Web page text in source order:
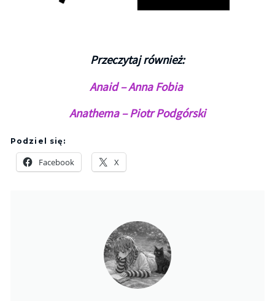
Przeczytaj również:
Anaid – Anna Fobia
Anathema – Piotr Podgórski
Podziel się:
Facebook X